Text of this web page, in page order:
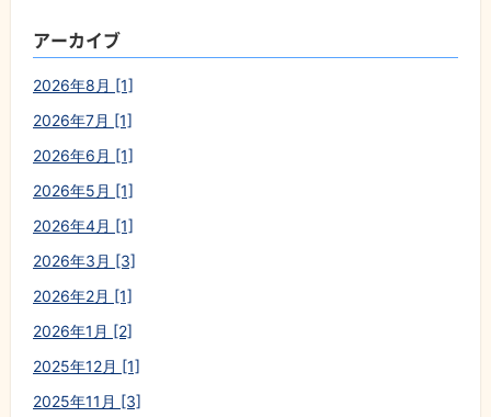
アーカイブ
2026年8月 [1]
2026年7月 [1]
2026年6月 [1]
2026年5月 [1]
2026年4月 [1]
2026年3月 [3]
2026年2月 [1]
2026年1月 [2]
2025年12月 [1]
2025年11月 [3]